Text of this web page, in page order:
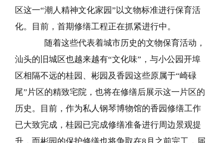
区这一“潮人精神文化家园”以文物标准进行保育活
化。目前，首期修缮工程正在抓紧进行中。
随着这些代表着城市历史的文物保育活动，
汕头的旧城区也越来越有“文化味”，与小公园开埠
区相隔不远的桂园、彬园及香园这些原属于“崎碌
尾”片区的精致宅院，也将在修缮后展示这一片区的
历史。目前，作为私人钢琴博物馆的香园修缮工作
已大致完成，桂园已完成修缮准备进行周边景观提
升，而彬园的保护修缮也将争取在8月之前完工，届